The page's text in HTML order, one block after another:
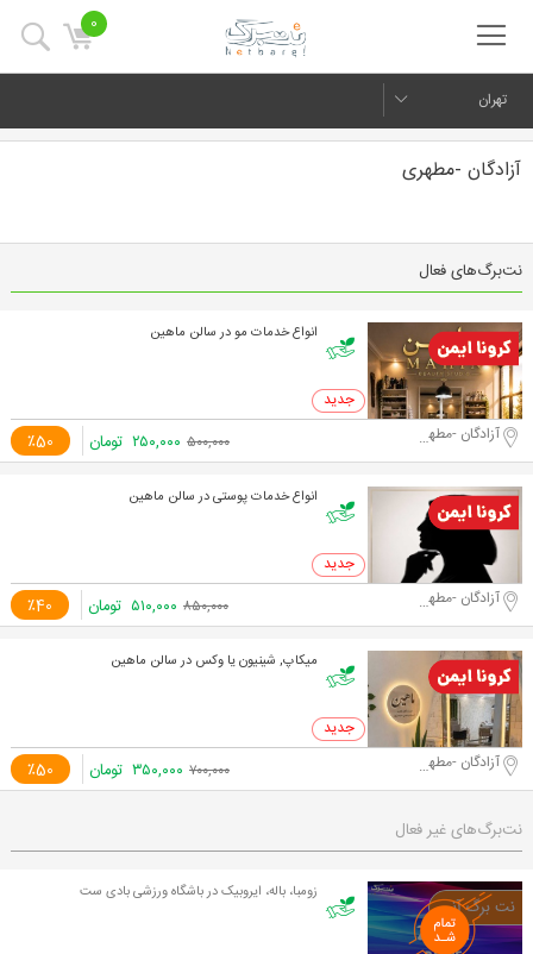
0
تهران
آزادگان -مطهری
نت‌برگ‌های فعال
انواع خدمات مو در سالن ماهین
0 خرید
٪50 آزادگان -مطهری ۵۰۰,۰۰۰ ۲۵۰,۰۰۰ تومان
انواع خدمات پوستی در سالن ماهین
0 خرید
٪40 آزادگان -مطهری ۸۵۰,۰۰۰ ۵۱۰,۰۰۰ تومان
میکاپ, شینیون یا وکس در سالن ماهین
0 خرید
٪50 آزادگان -مطهری ۷۰۰,۰۰۰ ۳۵۰,۰۰۰ تومان
نت‌برگ‌های غیر فعال
زومبا، باله، ایروبیک در باشگاه ورزشی بادی ست